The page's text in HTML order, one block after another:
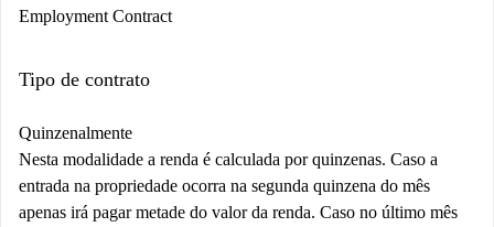
Employment Contract
Tipo de contrato
Quinzenalmente
Nesta modalidade a renda é calculada por quinzenas. Caso a
entrada na propriedade ocorra na segunda quinzena do mês
apenas irá pagar metade do valor da renda. Caso no último mês